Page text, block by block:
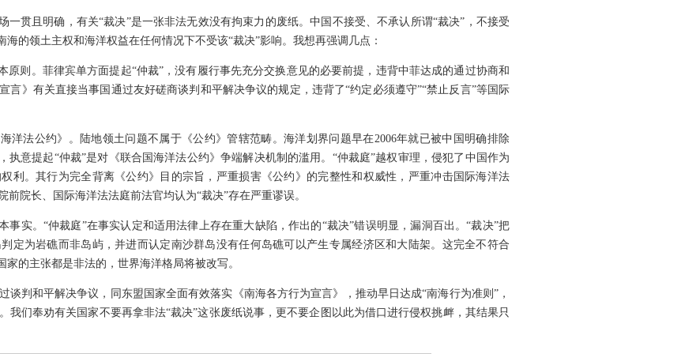
一贯且明确，有关“裁决”是一张非法无效没有拘束力的废纸。中国不接受、不承认所谓“裁决”，不接受
的领土主权和海洋权益在任何情况下不受该“裁决”影响。我想再强调几点：
原则。菲律宾单方面提起“仲裁”，没有履行事先充分交换意见的必要前提，违背中菲达成的通过协商和
言》有关直接当事国通过友好磋商谈判和平解决争议的规定，违背了“约定必须遵守”“禁止反言”等国际
洋法公约》。陆地领土问题不属于《公约》管辖范畴。海洋划界问题早在2006年就已被中国明确排除
执意提起“仲裁”是对《联合国海洋法公约》争端解决机制的滥用。“仲裁庭”越权审理，侵犯了中国作为
利。其行为完全背离《公约》目的宗旨，严重损害《公约》的完整性和权威性，严重冲击国际海洋法
院长、国际海洋法法庭前法官均认为“裁决”存在严重谬误。
事实。“仲裁庭”在事实认定和适用法律上存在重大缺陷，作出的“裁决”错误明显，漏洞百出。“裁决”把
定为岩礁而非岛屿，并进而认定南沙群岛没有任何岛礁可以产生专属经济区和大陆架。这完全不符合
家的主张都是非法的，世界海洋格局将被改写。
谈判和平解决争议，同东盟国家全面有效落实《南海各方行为宣言》，推动早日达成“南海行为准则”，
我们奉劝有关国家不要再拿非法“裁决”这张废纸说事，更不要企图以此为借口进行侵权挑衅，其结果只